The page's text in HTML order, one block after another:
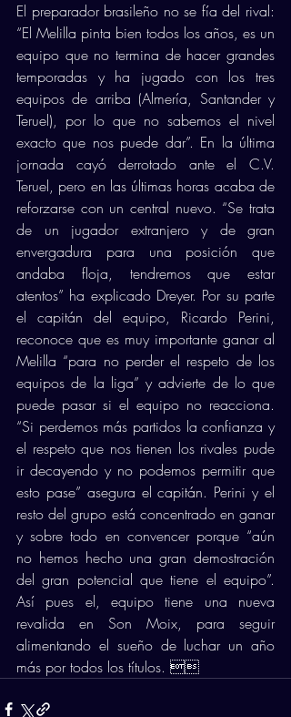
El preparador brasileño no se fía del rival:
“El Melilla pinta bien todos los años, es un
equipo que no termina de hacer grandes
temporadas y ha jugado con los tres
equipos de arriba (Almería, Santander y
Teruel), por lo que no sabemos el nivel
exacto que nos puede dar”. En la última
jornada cayó derrotado ante el C.V.
Teruel, pero en las últimas horas acaba de
reforzarse con un central nuevo. “Se trata
de un jugador extranjero y de gran
envergadura para una posición que
andaba floja, tendremos que estar
atentos” ha explicado Dreyer. Por su parte
el capitán del equipo, Ricardo Perini,
reconoce que es muy importante ganar al
Melilla “para no perder el respeto de los
equipos de la liga” y advierte de lo que
puede pasar si el equipo no reacciona.
“Si perdemos más partidos la confianza y
el respeto que nos tienen los rivales pude
ir decayendo y no podemos permitir que
esto pase” asegura el capitán. Perini y el
resto del grupo está concentrado en ganar
y sobre todo en convencer porque “aún
no hemos hecho una gran demostración
del gran potencial que tiene el equipo”.
Así pues el, equipo tiene una nueva
revalida en Son Moix, para seguir
alimentando el sueño de luchar un año
más por todos los títulos. 